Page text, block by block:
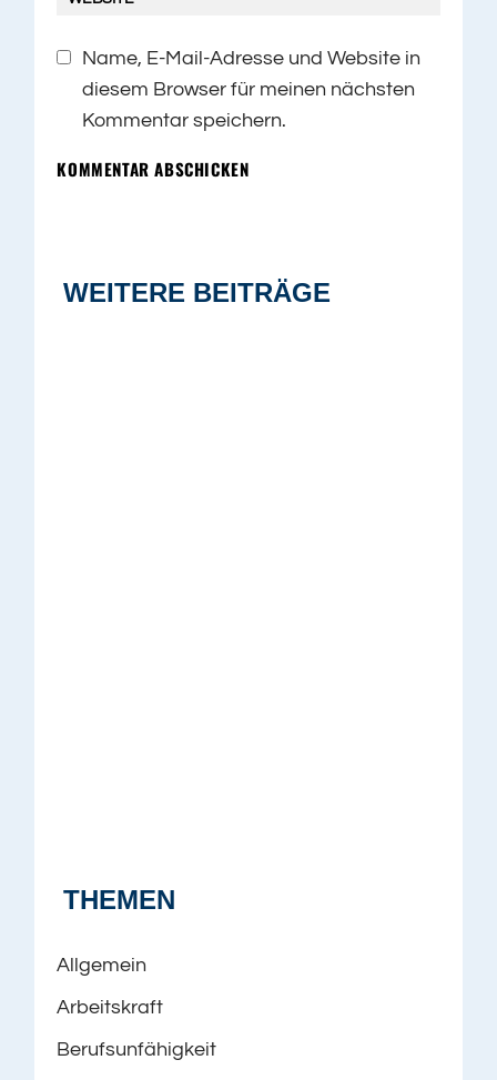
Name, E-Mail-Adresse und Website in
diesem Browser für meinen nächsten
Kommentar speichern.
KOMMENTAR ABSCHICKEN
WEITERE BEITRÄGE
THEMEN
Allgemein
Arbeitskraft
Berufsunfähigkeit